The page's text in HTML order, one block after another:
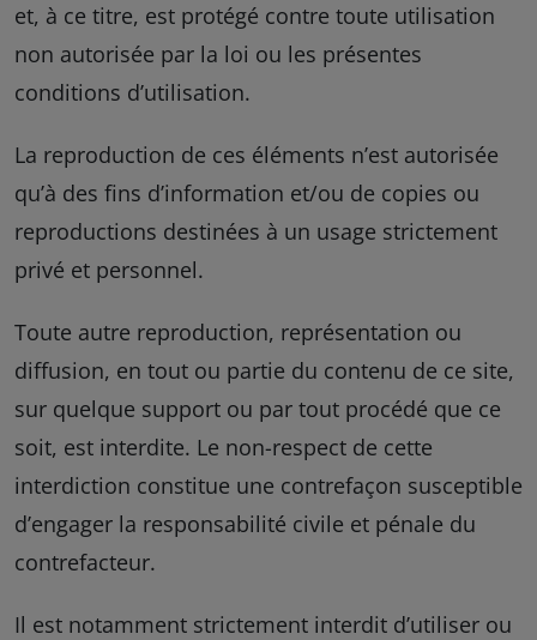
et, à ce titre, est protégé contre toute utilisation
non autorisée par la loi ou les présentes
conditions d’utilisation.
La reproduction de ces éléments n’est autorisée
qu’à des fins d’information et/ou de copies ou
reproductions destinées à un usage strictement
privé et personnel.
Toute autre reproduction, représentation ou
diffusion, en tout ou partie du contenu de ce site,
sur quelque support ou par tout procédé que ce
soit, est interdite. Le non-respect de cette
interdiction constitue une contrefaçon susceptible
d’engager la responsabilité civile et pénale du
contrefacteur.
Il est notamment strictement interdit d’utiliser ou